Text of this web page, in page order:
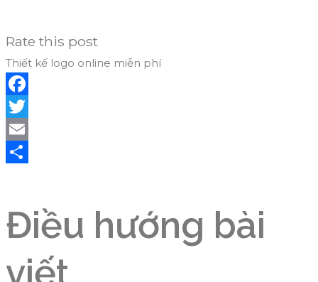
Rate this post
Thiết kế logo online miễn phí
Facebook
Twitter
Email
Điều hướng bài
viết